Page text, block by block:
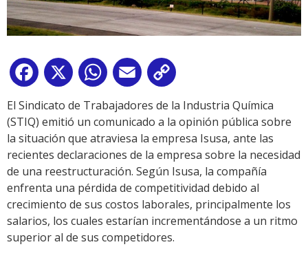
Facebook
X WhatsApp
Email
Link
El Sindicato de Trabajadores de la Industria Química
(STIQ) emitió un comunicado a la opinión pública sobre
la situación que atraviesa la empresa Isusa, ante las
recientes declaraciones de la empresa sobre la necesidad
de una reestructuración. Según Isusa, la compañía
enfrenta una pérdida de competitividad debido al
crecimiento de sus costos laborales, principalmente los
salarios, los cuales estarían incrementándose a un ritmo
superior al de sus competidores.